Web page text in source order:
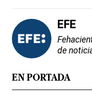
EFE
de
EN PORTADA